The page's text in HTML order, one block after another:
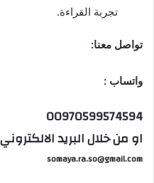
تجربة القراءة.
تواصل معنا:
واتساب :
00970599574594
او من خلال البريد الالكتروني
somaya.ra.so@gmail.com